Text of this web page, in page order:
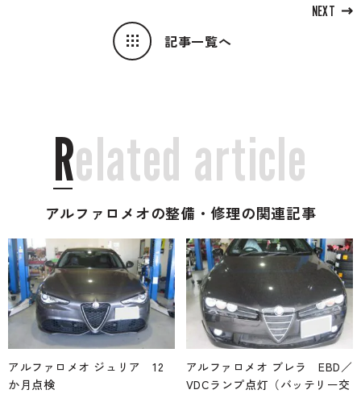
記事一覧へ
NEXT
Related article
アルファロメオの整備・修理の関連記事
アルファロメオ ジュリア 12
か月点検
アルファロメオ ブレラ EBD／
VDCランプ点灯（バッテリー交